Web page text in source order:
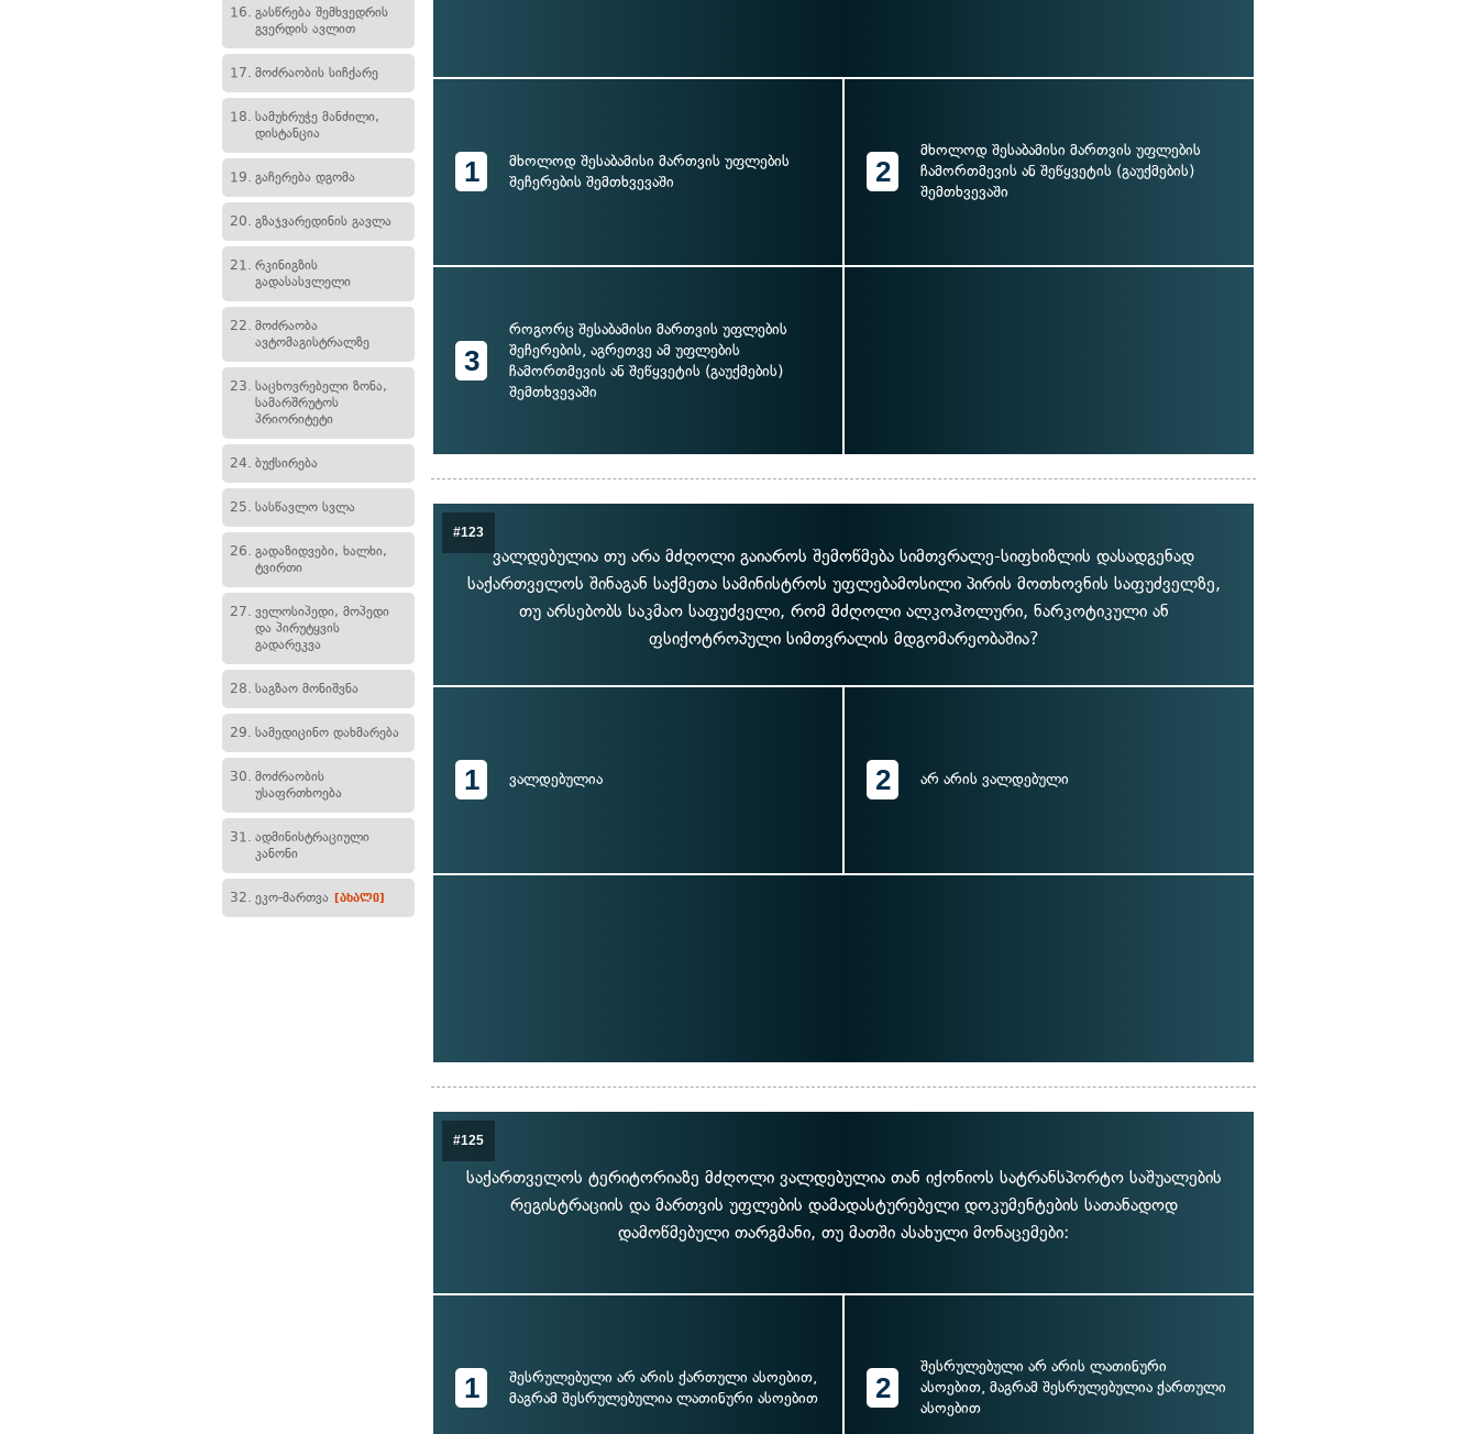
16. გასწრება შემხვედრის
გვერდის ავლით
17. მოძრაობის სიჩქარე
18. სამუხრუჭე მანძილი,
დისტანცია
19. გაჩერება დგომა
20. გზაჯვარედინის გავლა
21. რკინიგზის
გადასასვლელი
22. მოძრაობა
ავტომაგისტრალზე
23. საცხოვრებელი ზონა,
სამარშრუტოს
პრიორიტეტი
24. ბუქსირება
25. სასწავლო სვლა
26. გადაზიდვები, ხალხი,
ტვირთი
27. ველოსიპედი, მოპედი
და პირუტყვის
გადარეკვა
28. საგზაო მონიშვნა
29. სამედიცინო დახმარება
30. მოძრაობის
უსაფრთხოება
31. ადმინისტრაციული
კანონი
32. ეკო-მართვა [ახალი]
1
მხოლოდ შესაბამისი მართვის უფლების
შეჩერების შემთხვევაში
2
მხოლოდ შესაბამისი მართვის უფლების
ჩამორთმევის ან შეწყვეტის (გაუქმების)
შემთხვევაში
3
როგორც შესაბამისი მართვის უფლების
შეჩერების, აგრეთვე ამ უფლების
ჩამორთმევის ან შეწყვეტის (გაუქმების)
შემთხვევაში
#123
ვალდებულია თუ არა მძღოლი გაიაროს შემოწმება სიმთვრალე-სიფხიზლის დასადგენად
საქართველოს შინაგან საქმეთა სამინისტროს უფლებამოსილი პირის მოთხოვნის საფუძველზე,
თუ არსებობს საკმაო საფუძველი, რომ მძღოლი ალკოჰოლური, ნარკოტიკული ან
ფსიქოტროპული სიმთვრალის მდგომარეობაშია?
1 ვალდებულია 2 არ არის ვალდებული
#125
საქართველოს ტერიტორიაზე მძღოლი ვალდებულია თან იქონიოს სატრანსპორტო საშუალების
რეგისტრაციის და მართვის უფლების დამადასტურებელი დოკუმენტების სათანადოდ
დამოწმებული თარგმანი, თუ მათში ასახული მონაცემები:
1
შესრულებული არ არის ქართული ასოებით,
მაგრამ შესრულებულია ლათინური ასოებით
2
შესრულებული არ არის ლათინური
ასოებით, მაგრამ შესრულებულია ქართული
ასოებით